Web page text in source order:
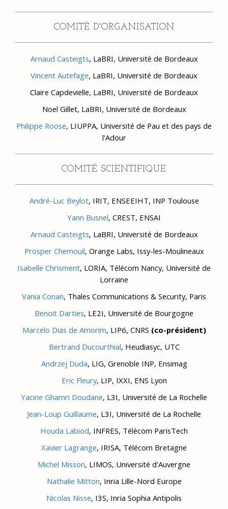
COMITÉ D'ORGANISATION
Arnaud Casteigts, LaBRI, Université de Bordeaux
Vincent Autefage, LaBRI, Université de Bordeaux
Claire Capdevielle, LaBRI, Université de Bordeaux
Noel Gillet, LaBRI, Université de Bordeaux
Philippe Roose, LIUPPA, Université de Pau et des pays de
l'Adour
COMITÉ SCIENTIFIQUE
André-Luc Beylot, IRIT, ENSEEIHT, INP Toulouse
Yann Busnel, CREST, ENSAI
Arnaud Casteigts, LaBRI, Université de Bordeaux
Prosper Chemouil, Orange Labs, Issy-les-Moulineaux
Isabelle Chrisment, LORIA, Télécom Nancy, Université de
Lorraine
Vania Conan, Thales Communications & Security, Paris
Benoit Darties, LE2I, Université de Bourgogne
Marcelo Dias de Amorim, LIP6, CNRS (co-président)
Bertrand Ducourthial, Heudiasyc, UTC
Andrzej Duda, LIG, Grenoble INP, Ensimag
Eric Fleury, LIP, IXXI, ENS Lyon
Yacine Ghamri Doudane, L3I, Université de La Rochelle
Jean-Loup Guillaume, L3I, Université de La Rochelle
Houda Labiod, INFRES, Télécom ParisTech
Xavier Lagrange, IRISA, Télécom Bretagne
Michel Misson, LIMOS, Université d'Auvergne
Nathalie Mitton, Inria Lille-Nord Europe
Nicolas Nisse, I3S, Inria Sophia Antipolis